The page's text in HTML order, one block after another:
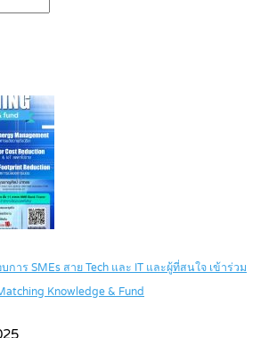
การ SMEs สาย Tech และ IT และผู้ที่สนใจ เข้าร่วม
Knowledge & Fund